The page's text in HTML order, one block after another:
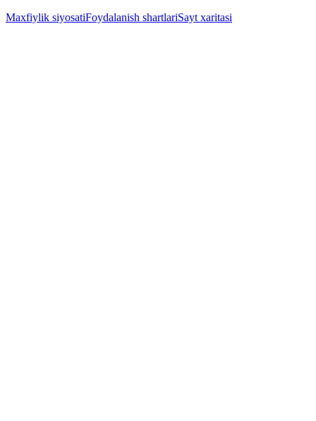
Maxfiylik siyosatiFoydalanish shartlariSayt xaritasi